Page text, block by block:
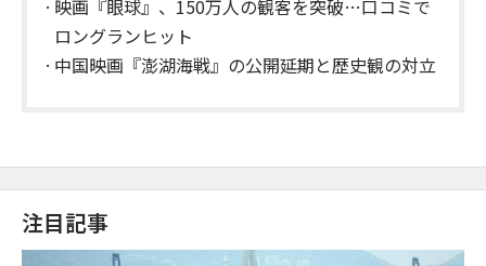
映画『眼球』、150万人の観客を突破…口コミで
ロングランヒット
中国映画『澎湖海戦』の公開延期と歴史観の対立
注目記事